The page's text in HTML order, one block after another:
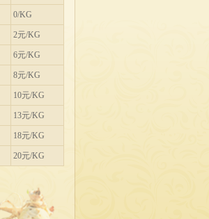
0/KG
2元/KG
6元/KG
8元/KG
10元/KG
13元/KG
18元/KG
20元/KG